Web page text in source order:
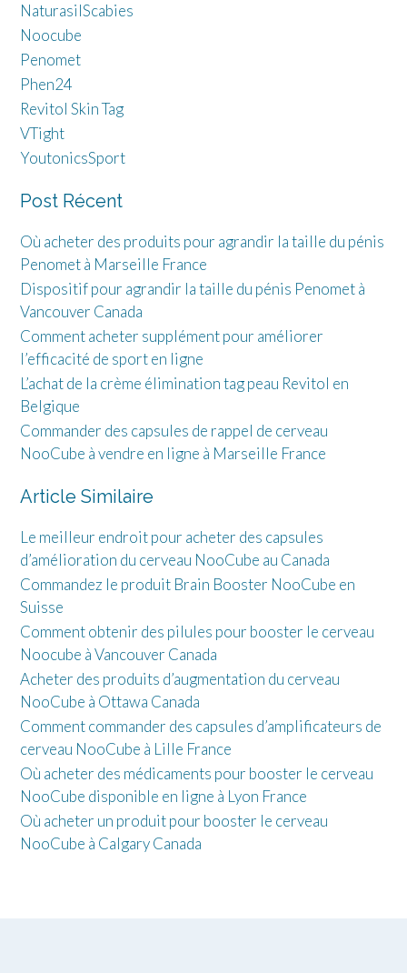
NaturasilScabies
Noocube
Penomet
Phen24
Revitol Skin Tag
VTight
YoutonicsSport
Post Récent
Où acheter des produits pour agrandir la taille du pénis
Penomet à Marseille France
Dispositif pour agrandir la taille du pénis Penomet à
Vancouver Canada
Comment acheter supplément pour améliorer
l’efficacité de sport en ligne
L’achat de la crème élimination tag peau Revitol en
Belgique
Commander des capsules de rappel de cerveau
NooCube à vendre en ligne à Marseille France
Article Similaire
Le meilleur endroit pour acheter des capsules
d’amélioration du cerveau NooCube au Canada
Commandez le produit Brain Booster NooCube en
Suisse
Comment obtenir des pilules pour booster le cerveau
Noocube à Vancouver Canada
Acheter des produits d’augmentation du cerveau
NooCube à Ottawa Canada
Comment commander des capsules d’amplificateurs de
cerveau NooCube à Lille France
Où acheter des médicaments pour booster le cerveau
NooCube disponible en ligne à Lyon France
Où acheter un produit pour booster le cerveau
NooCube à Calgary Canada